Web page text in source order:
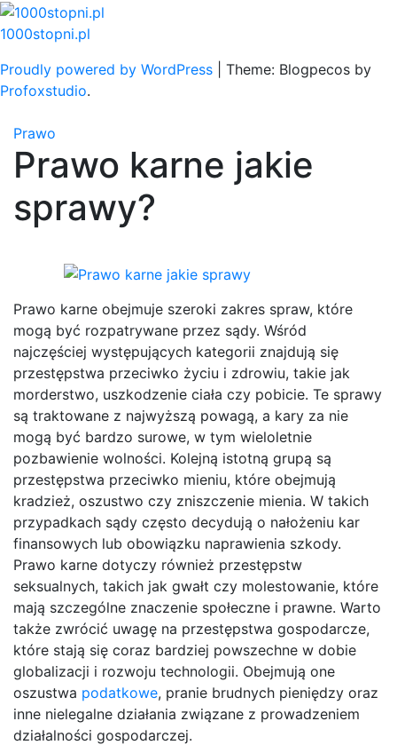
Skip
to
1000stopni.pl
Proudly powered by WordPress
Theme: Blogpecos by
Profoxstudio.
Prawo
Prawo karne jakie
sprawy?
Prawo karne obejmuje szeroki zakres spraw, które
mogą być rozpatrywane przez sądy. Wśród
najczęściej występujących kategorii znajdują się
przestępstwa przeciwko życiu i zdrowiu, takie jak
morderstwo, uszkodzenie ciała czy pobicie. Te sprawy
są traktowane z najwyższą powagą, a kary za nie
mogą być bardzo surowe, w tym wieloletnie
pozbawienie wolności. Kolejną istotną grupą są
przestępstwa przeciwko mieniu, które obejmują
kradzież, oszustwo czy zniszczenie mienia. W takich
przypadkach sądy często decydują o nałożeniu kar
finansowych lub obowiązku naprawienia szkody.
Prawo karne dotyczy również przestępstw
seksualnych, takich jak gwałt czy molestowanie, które
mają szczególne znaczenie społeczne i prawne. Warto
także zwrócić uwagę na przestępstwa gospodarcze,
które stają się coraz bardziej powszechne w dobie
globalizacji i rozwoju technologii. Obejmują one
oszustwa podatkowe, pranie brudnych pieniędzy oraz
inne nielegalne działania związane z prowadzeniem
działalności gospodarczej.